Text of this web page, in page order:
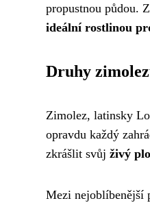
propustnou půdou.
ideální rostlinou
Druhy
Zimolez, latinsky
opravdu každý
zkrášlit svůj živý
Mezi nejoblíbenější